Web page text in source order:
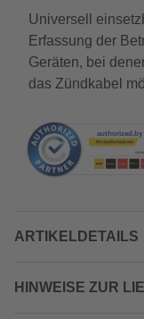
Universell
Erfassung der
Geräten, bei
das Zündkabel
ARTIKELDETAILS
HINWEISE ZUR